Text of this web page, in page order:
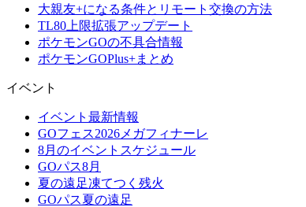
大親友+になる条件とリモート交換の方法
TL80上限拡張アップデート
ポケモンGOの不具合情報
ポケモンGOPlus+まとめ
イベント
イベント最新情報
GOフェス2026メガフィナーレ
8月のイベントスケジュール
GOパス8月
夏の遠足凍てつく残火
GOパス夏の遠足